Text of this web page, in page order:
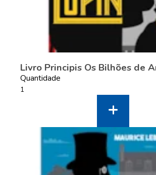
Livro Principis Os Bilhões de
Quantidade